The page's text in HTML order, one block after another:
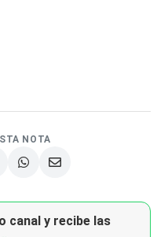
NOTA
canal y recibe las